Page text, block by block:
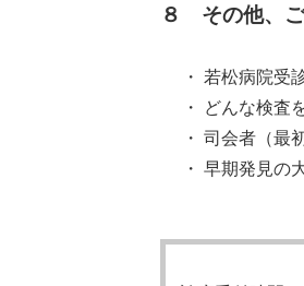
８ その他、
・ 若松病院受
・ どんな検査
・ 司会者（最
・ 早期発見の